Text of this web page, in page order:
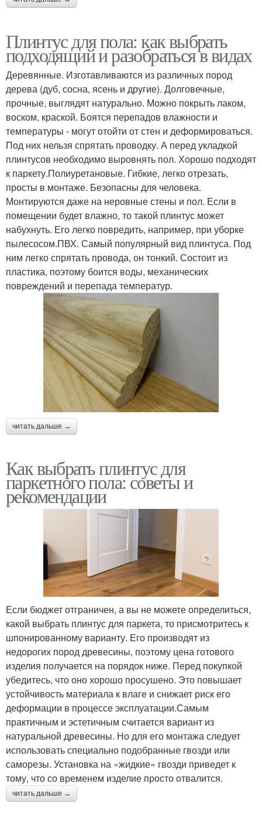
Плинтус для пола: как выбрать
подходящий и разобраться в видах
Деревянные. Изготавливаются из различных пород
дерева (дуб, сосна, ясень и другие). Долговечные,
прочные, выглядят натурально. Можно покрыть лаком,
воском, краской. Боятся перепадов влажности и
температуры - могут отойти от стен и деформироваться.
Под них нельзя спрятать проводку. А перед укладкой
плинтусов необходимо выровнять пол. Хорошо подходят
к паркету.Полиуретановые. Гибкие, легко отрезать,
просты в монтаже. Безопасны для человека.
Монтируются даже на неровные стены и пол. Если в
помещении будет влажно, то такой плинтус может
набухнуть. Его легко повредить, например, при уборке
пылесосом.ПВХ. Самый популярный вид плинтуса. Под
ним легко спрятать провода, он тонкий. Состоит из
пластика, поэтому боится воды, механических
повреждений и перепада температур.
читать дальше →
Как выбрать плинтус для
паркетного пола: советы и
рекомендации
Если бюджет отграничен, а вы не можете определиться,
какой выбрать плинтус для паркета, то присмотритесь к
шпонированному варианту. Его производят из
недорогих пород древесины, поэтому цена готового
изделия получается на порядок ниже. Перед покупкой
убедитесь, что оно хорошо просушено. Это повышает
устойчивость материала к влаге и снижает риск его
деформации в процессе эксплуатации.Самым
практичным и эстетичным считается вариант из
натуральной древесины. Но для его монтажа следует
использовать специально подобранные гвозди или
саморезы. Установка на «жидкие» гвозди приведет к
тому, что со временем изделие просто отвалится.
читать дальше →